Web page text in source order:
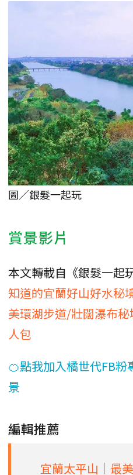
圖／銀髮一起玩
賞景影片
本文轉載自《銀髮一起
知道的宜蘭好山好水秘
美環湖步道/壯闊瀑布
人包
🍊點我加入橘世代FB
景
編輯推薦
宜蘭太平山│最